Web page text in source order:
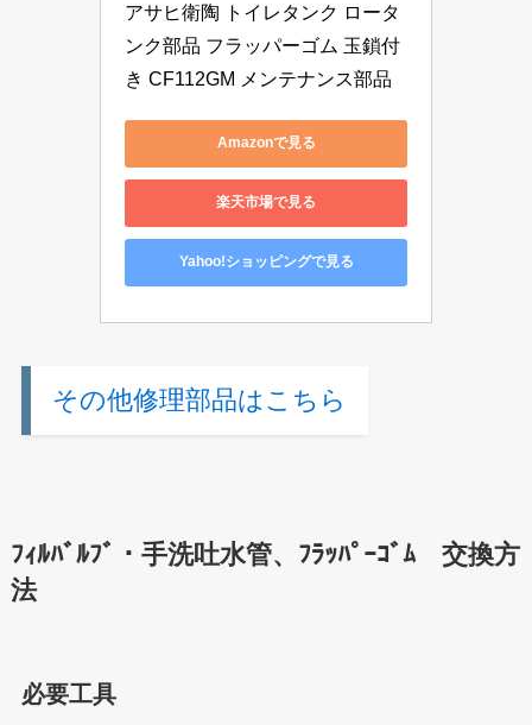
アサヒ衛陶 トイレタンク ロータ
ンク部品 フラッパーゴム 玉鎖付
き CF112GM メンテナンス部品
Amazonで見る
楽天市場で見る
Yahoo!ショッピングで見る
その他修理部品はこちら
ﾌｨﾙﾊﾞﾙﾌﾞ・手洗吐水管、ﾌﾗｯﾊﾟｰｺﾞﾑ 交換方
法
必要工具